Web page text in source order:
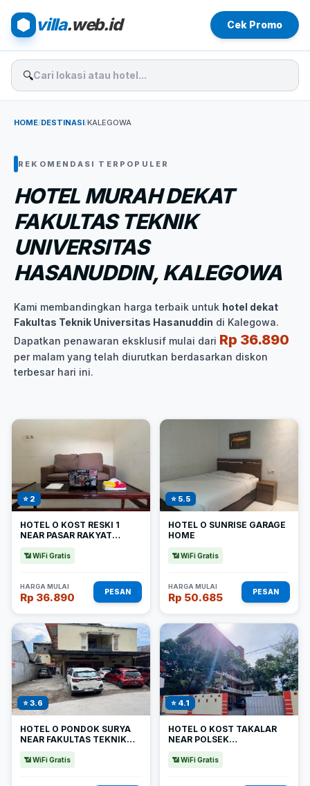
villa.web.id Cek Promo
🔍
HOME/DESTINASI/KALEGOWA
REKOMENDASI TERPOPULER
HOTEL MURAH DEKAT
FAKULTAS TEKNIK
UNIVERSITAS
HASANUDDIN, KALEGOWA
Kami membandingkan harga terbaik untuk hotel dekat
Fakultas Teknik Universitas Hasanuddin di Kalegowa.
Dapatkan penawaran eksklusif mulai dari Rp 36.890
per malam yang telah diurutkan berdasarkan diskon
terbesar hari ini.
⭐ 2
HOTEL O KOST RESKI 1
NEAR PASAR RAKYAT
📶 WiFi Gratis
HARGA MULAI
Rp 36.890 PESAN
⭐ 5.5
HOTEL O SUNRISE GARAGE
HOME
📶 WiFi Gratis
HARGA MULAI
Rp 50.685 PESAN
⭐ 3.6
HOTEL O PONDOK SURYA
NEAR FAKULTAS TEKNIK
📶 WiFi Gratis
⭐ 4.1
HOTEL O KOST TAKALAR
NEAR POLSEK
(MAPSU)
📶 WiFi Gratis